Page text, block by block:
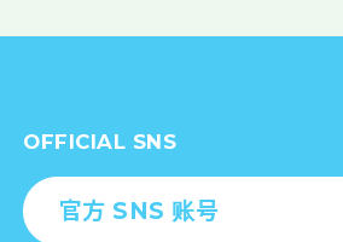
OFFICIAL SNS
官方 SNS 账号